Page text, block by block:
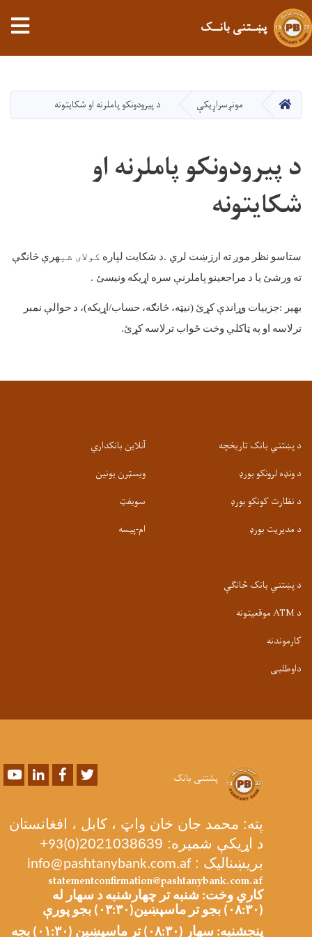
دانګل
پښـتنی بانــک
کور مونږسراړیکې د پیرودونکو پاملرنه او شکایتونه
د پیرودونکو پاملرنه او
شکایتونه
ستاسو نظر موږ ته ارزښت لري .د شکایت لپاره کولای شی هرې څانګې
ته ورشئ یا د مراجعينو پاملرنې سره اړیکه ونیسئ .
بهیر :جزییات وړاندې کړئ (نیټه، څانګه، حساب/ اړیکه)، د حوالې نمبر
ترلاسه او په ټاکلي وخت ځواب ترلاسه کړئ.
د پښتني بانک تاریخچه
د ونډه لرونکو بورډ
د نظارت کونکو بورډ
د مدیریت بورډ
آنلاین بانکداري
ویسټرن یونین
سویفټ
ام-پيسه
د پښتني بانک څانګې
د ATM موقعیتونه
کارموندنه
داوطلبی
پشتنی بانک YoutubeLinkedInFacebook
پته: محمد جان خان واټ ، کابل ، افغانستان
د اړیکې شمیره: 2021038639
93(0)
+
بریښنالیک :info@pashtanybank.com.af
statementconfirmation@pashtanybank.com.af
کاري وخت: شنبه تر چهارشنبه د سهار له
(۰۸:۳۰) بجو تر ماسپښین(۰۳:۳۰) بجو پورې
پنجشنبه: سهار (۰۸:۳۰) تر ماسپښین (۰۱:۳۰) بجه